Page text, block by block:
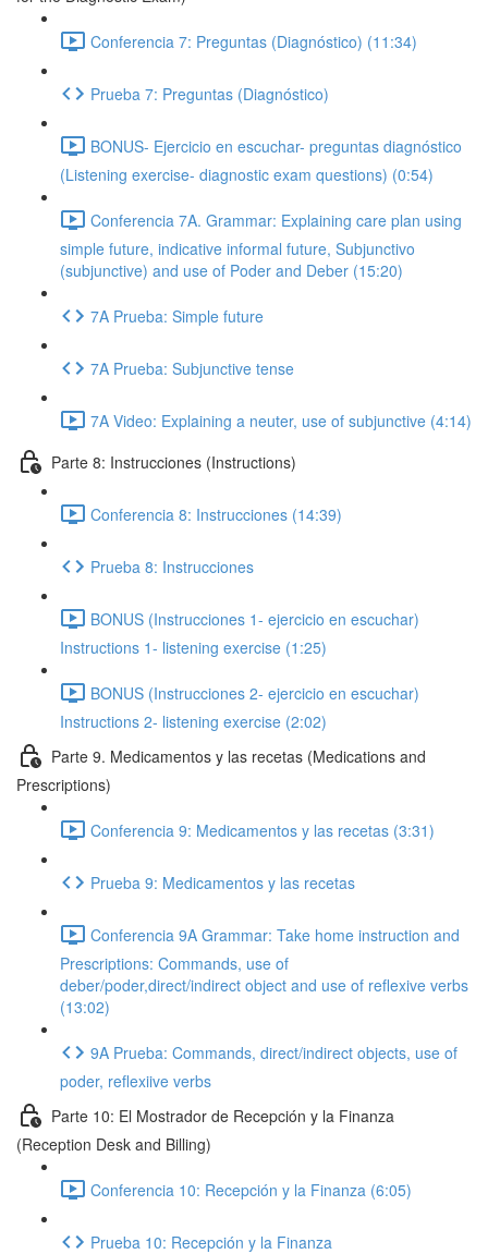
Conferencia 7: Preguntas (Diagnóstico) (11:34)
Prueba 7: Preguntas (Diagnóstico)
BONUS- Ejercicio en escuchar- preguntas diagnóstico
(Listening exercise- diagnostic exam questions) (0:54)
Conferencia 7A. Grammar: Explaining care plan using
simple future, indicative informal future, Subjunctivo
(subjunctive) and use of Poder and Deber (15:20)
7A Prueba: Simple future
7A Prueba: Subjunctive tense
7A Video: Explaining a neuter, use of subjunctive (4:14)
Parte 8: Instrucciones (Instructions)
Conferencia 8: Instrucciones (14:39)
Prueba 8: Instrucciones
BONUS (Instrucciones 1- ejercicio en escuchar)
Instructions 1- listening exercise (1:25)
BONUS (Instrucciones 2- ejercicio en escuchar)
Instructions 2- listening exercise (2:02)
Parte 9. Medicamentos y las recetas (Medications and
Prescriptions)
Conferencia 9: Medicamentos y las recetas (3:31)
Prueba 9: Medicamentos y las recetas
Conferencia 9A Grammar: Take home instruction and
Prescriptions: Commands, use of
deber/poder,direct/indirect object and use of reflexive verbs
(13:02)
9A Prueba: Commands, direct/indirect objects, use of
poder, reflexiive verbs
Parte 10: El Mostrador de Recepción y la Finanza
(Reception Desk and Billing)
Conferencia 10: Recepción y la Finanza (6:05)
Prueba 10: Recepción y la Finanza